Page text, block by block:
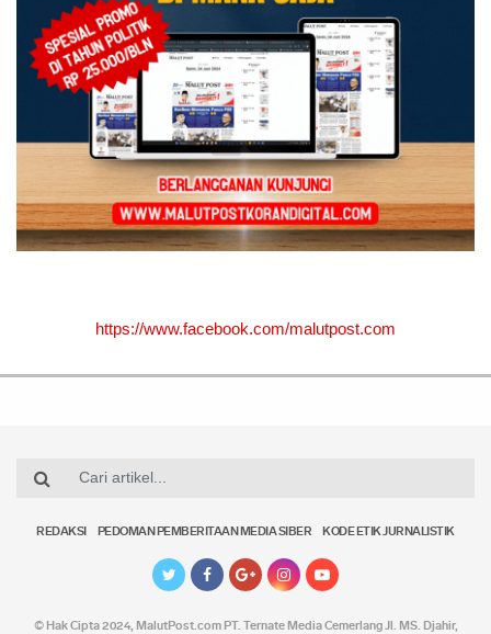
https://www.facebook.com/malutpost.com
REDAKSI PEDOMAN PEMBERITAAN MEDIA SIBER KODE ETIK JURNALISTIK
© Hak Cipta 2024, MalutPost.comPT. Ternate Media Cemerlang Jl. MS. Djahir,